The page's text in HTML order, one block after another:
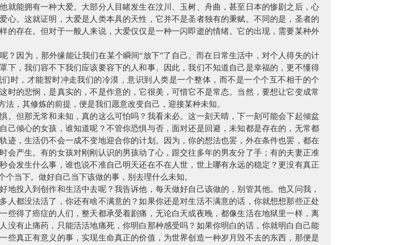
就能拥有一种大爱。大部分人目睹发生在汶川、玉树、舟曲，甚至日本的惨剧之后，心
心。这就证明，大爱是人类本具的天性，它并不是圣者独有的秉赋。不同的是，圣者的
的存在。但对于一般人来说，大爱仅仅是一种一闪即逝的情绪。它的出现，需要某种外
？因为，那外缘能让我们在某个瞬间“放下”了自己。而在日常生活中，对个人得失的计
下，我们容不下我们应该要容下的人和事。因此，我们不知道自己是幸福的，更不懂得
时，才能暂时冲走我们的冷漠，意识到人类是一个整体，而不是一个个互不相干的个
时的悲悯，是真实的，不是作意的，它很美，可惜它不是常态。当然，要想让它变成常
，其修炼的前提，便是我们愿意改变自己，迎接某种未知。
。但那无常和未知，真的这么可怕吗？我看未必。这一刻天晴，下一刻可能会下起倾盆
己倾心的女孩，谁知道呢？不管你恐惧与否，面对还是回避，未知都是存在的，无常都
迹，生活仍不会一成不变地迎合你的计划。因为，你的想法也罢，外在条件也罢，都在
会产生。有的女孩对刚刚认识的男孩动了心，跟交往多年的男友分了手；有的夫妻正准
会发生什么事，谁也说不准自己明天还在不在人世，世上哪有永远的稳定？更没有真正
当下。做好自己当下该做的事，别去理什么未知。
地投入到创作和生活中去呢？我告诉他，每天做好自己该做的，别管其他。他又问我，
人都没法活了，你还有啥不满意的？如果你还是对生活不满意的话，你就想想那些正处
些得了癌症的人们，整天都承受着剧痛，无论白天或夜晚，都像生活在地狱里一样，离
没有止痛药，只能活活地痛死，你明白那种感受吗？如果你明白的话，你就明白自己能
些真正有意义的事，实现生命真正的价值，为世界创造一种岁月毁不去的东西，那便是